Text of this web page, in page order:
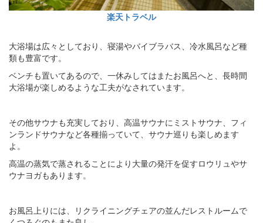
楽天トラベル
大浴場は広々としており、寝湯やバイブラバス、冷水風呂など種
類も豊富です。
ベンチも置いてあるので、一休みしてはまたお風呂へと、長時間
大浴場が楽しめるような工夫がなされています。
その他サウナも充実しており、高温サウナにミストサウナ、フィ
ンランドサウナなど各種揃っていて、サウナ巡りも楽しめます
よ。
高温の蒸気で蒸されることにより大量の発汗を促すロウリュやサ
ウナヨガもあります。
お風呂上りには、リクライニングチェアの並んだレストルームで